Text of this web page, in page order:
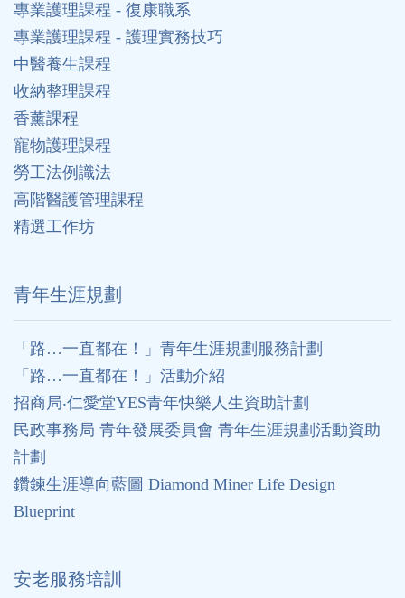
專業護理課程 - 復康職系
專業護理課程 - 護理實務技巧
中醫養生課程
收納整理課程
香薰課程
寵物護理課程
勞工法例識法
高階醫護管理課程
精選工作坊
⻘年生涯規劃
「路…一直都在！」青年生涯規劃服務計劃
「路…一直都在！」活動介紹
招商局‧仁愛堂YES青年快樂人生資助計劃
民政事務局 青年發展委員會 青年生涯規劃活動資助
計劃
鑽鍊生涯導向藍圖 Diamond Miner Life Design
Blueprint
安老服務培訓